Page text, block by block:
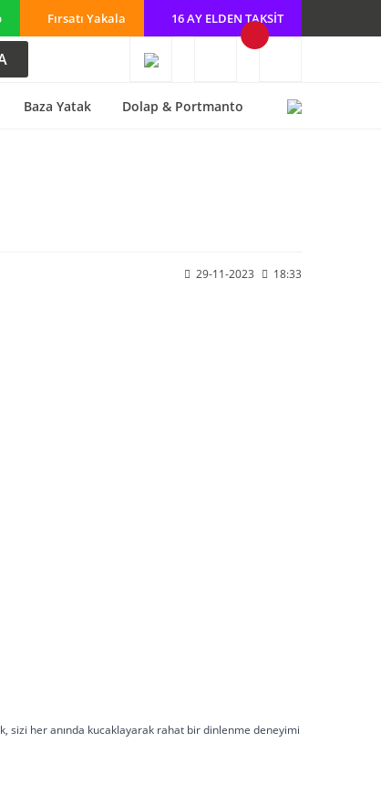
Fırsatı Yakala 16 AY ELDEN TAKSİT
Baza Yatak Dolap & Portmanto
29-11-2023 18:33
sizi her anında kucaklayarak rahat bir dinlenme deneyimi